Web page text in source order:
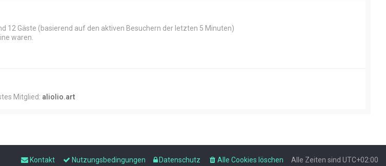
12 Gäste (basierend auf den aktiven Besuchern der letzten 5 Minuten)
waren.
Mitglied: aliolio.art
Alle Zeiten sind UTC+02:00
Alle Cookies löschen
Datenschutz
Nutzungsbedingungen
Kontakt